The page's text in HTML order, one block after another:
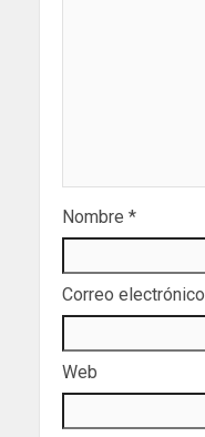
Nombre *
Correo electrónico
Web